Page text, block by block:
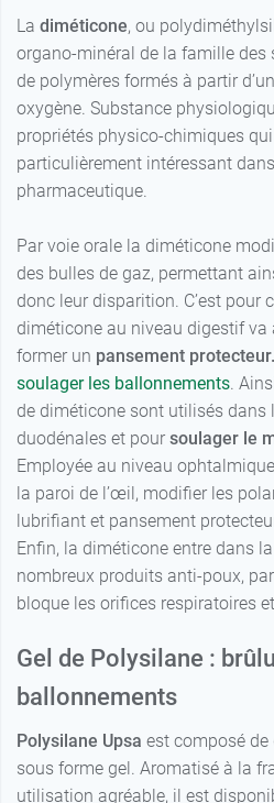
La diméticone, ou
organo-minéral de la famille des
de polymères formés à partir
oxygène. Substance
propriétés physico-chimiques
particulièrement intéressant
pharmaceutique.
Par voie orale la diméticone
des bulles de gaz, permettant
donc leur disparition. C’est pour
diméticone au niveau digestif va
former un pansement protecteur.
soulager les ballonnements.
de diméticone sont utilisés dans
duodénales et pour soulager le
Employée au niveau
la paroi de l’œil, modifier les
lubrifiant et pansement
Enfin, la diméticone entre dans
nombreux produits anti-poux,
bloque les orifices respiratoires
Gel de Polysilane :
ballonnements
Polysilane Upsa est composé
sous forme gel. Aromatisé à la
utilisation agréable, il est